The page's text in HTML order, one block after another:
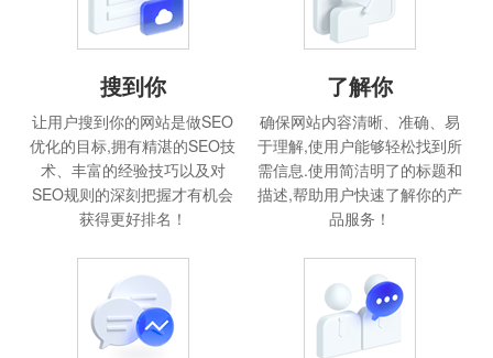
搜到你
让用户搜到你的网站是做SEO
优化的目标,拥有精湛的SEO技
术、丰富的经验技巧以及对
SEO规则的深刻把握才有机会
获得更好排名！
了解你
确保网站内容清晰、准确、易
于理解,使用户能够轻松找到所
需信息.使用简洁明了的标题和
描述,帮助用户快速了解你的产
品服务！